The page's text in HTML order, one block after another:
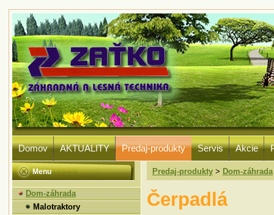
Domov AKTUALITY Predaj-produkty Servis Akcie
Predaj-produkty > Dom-záhrada
Čerpadlá
Menu
Dom-záhrada
Malotraktory